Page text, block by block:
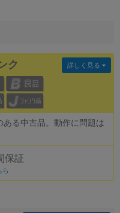
ク
る中古品。動作に問題は
詳しく見る
保証